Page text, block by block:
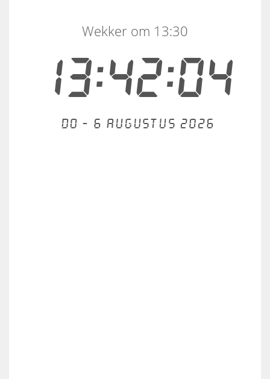
13:42:04
Wekker om 13:30
Do - 6 augustus 2026